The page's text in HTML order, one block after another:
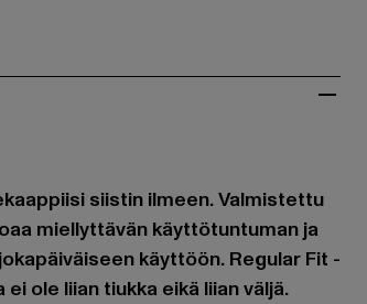
siistin ilmeen. Valmistettu
miellyttävän käyttötuntuman ja
käyttöön. Regular Fit -
ole liian tiukka eikä liian väljä.